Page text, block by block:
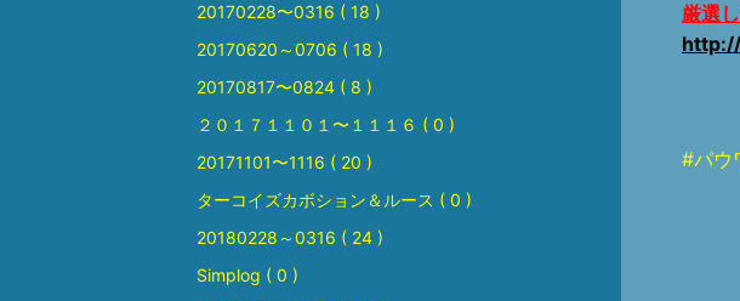
厳選
#パウ
20170228〜0316 ( 18 )
20170620～0706 ( 18 )
20170817〜0824 ( 8 )
２０１７１１０１〜１１１６ ( 0 )
20171101〜1116 ( 20 )
ターコイズカボション＆ルース ( 0 )
20180228～0316 ( 24 )
Simplog ( 0 )